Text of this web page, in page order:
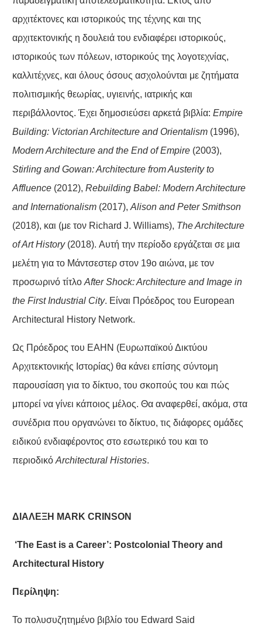
αρχιτέκτονες και ιστορικούς της τέχνης και της
αρχιτεκτονικής η δουλειά του ενδιαφέρει ιστορικούς,
ιστορικούς των πόλεων, ιστορικούς της λογοτεχνίας,
καλλιτέχνες, και όλους όσους ασχολούνται με ζητήματα
πολιτισμικής θεωρίας, υγιεινής, ιατρικής και
περιβάλλοντος. Έχει δημοσιεύσει αρκετά βιβλία: Empire
Building: Victorian Architecture and Orientalism(1996),
Modern Architecture and the End of Empire (2003),
Stirling and Gowan: Architecture from Austerity to
Affluence(2012), Rebuilding Babel: Modern Architecture
and Internationalism(2017), Alison and Peter Smithson
(2018), και (με τον Richard J. Williams), The Architecture
of Art History(2018). Αυτή την περίοδο εργάζεται σε μια
μελέτη για το Μάντσεστερ στον 19ο αιώνα, με τον
προσωρινό τίτλο After Shock: Architecture and Image in
the First Industrial City. Είναι Πρόεδρος του European
Architectural History Network.
Ως Πρόεδρος του EAHN (Ευρωπαϊκού Δικτύου
Αρχιτεκτονικής Ιστορίας) θα κάνει επίσης σύντομη
παρουσίαση για το δίκτυο, του σκοπούς του και πώς
μπορεί να γίνει κάποιος μέλος. Θα αναφερθεί, ακόμα, στα
συνέδρια που οργανώνει το δίκτυο, τις διάφορες ομάδες
ειδικού ενδιαφέροντος στο εσωτερικό του και το
περιοδικό Architectural Histories.
ΔΙΑΛΕΞΗ MΑ R Κ C RINSON
‘The East is a Career’: Postcolonial Theory and
Architectural History
Περίληψη:
Το πολυσυζητημένο βιβλίο του Edward Said